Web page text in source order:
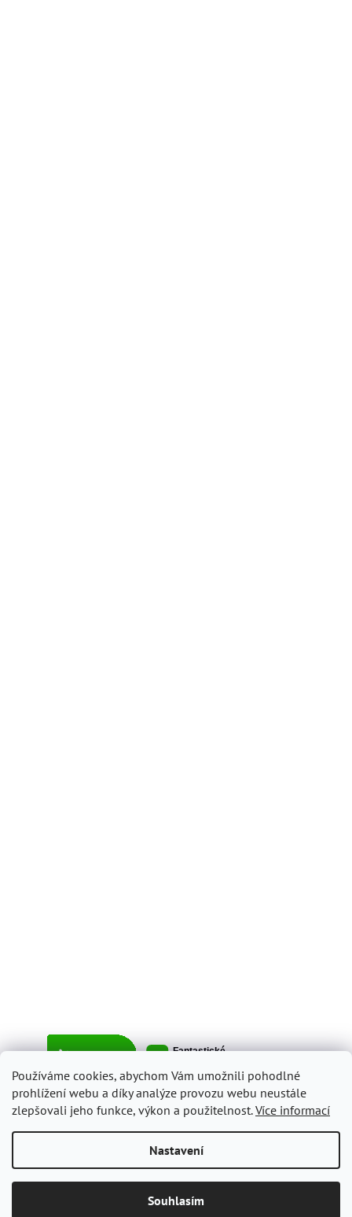
Používáme cookies, abychom Vám umožnili pohodlné
prohlížení webu a díky analýze provozu webu neustále
zlepšovali jeho funkce, výkon a použitelnost.Více informací
Nastavení
Souhlasím
Copyright 2026ItalyShop.cz. Všechna práva vyhrazena.Upravit
nastavení cookies